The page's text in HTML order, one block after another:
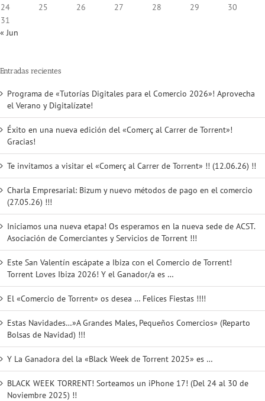
24
25 26 27 28 29
30
31
« Jun
Entradas recientes
Programa de «Tutorías Digitales para el Comercio 2026»! Aprovecha
el Verano y Digitalízate!
Éxito en una nueva edición del «Comerç al Carrer de Torrent»!
Gracias!
Te invitamos a visitar el «Comerç al Carrer de Torrent» !! (12.06.26) !!
Charla Empresarial: Bizum y nuevo métodos de pago en el comercio
(27.05.26) !!!
Iniciamos una nueva etapa! Os esperamos en la nueva sede de ACST.
Asociación de Comerciantes y Servicios de Torrent !!!
Este San Valentín escápate a Ibiza con el Comercio de Torrent!
Torrent Loves Ibiza 2026! Y el Ganador/a es …
El «Comercio de Torrent» os desea … Felices Fiestas !!!!
Estas Navidades…»A Grandes Males, Pequeños Comercios» (Reparto
Bolsas de Navidad) !!!
Y La Ganadora del la «Black Week de Torrent 2025» es …
BLACK WEEK TORRENT! Sorteamos un iPhone 17! (Del 24 al 30 de
Noviembre 2025) !!